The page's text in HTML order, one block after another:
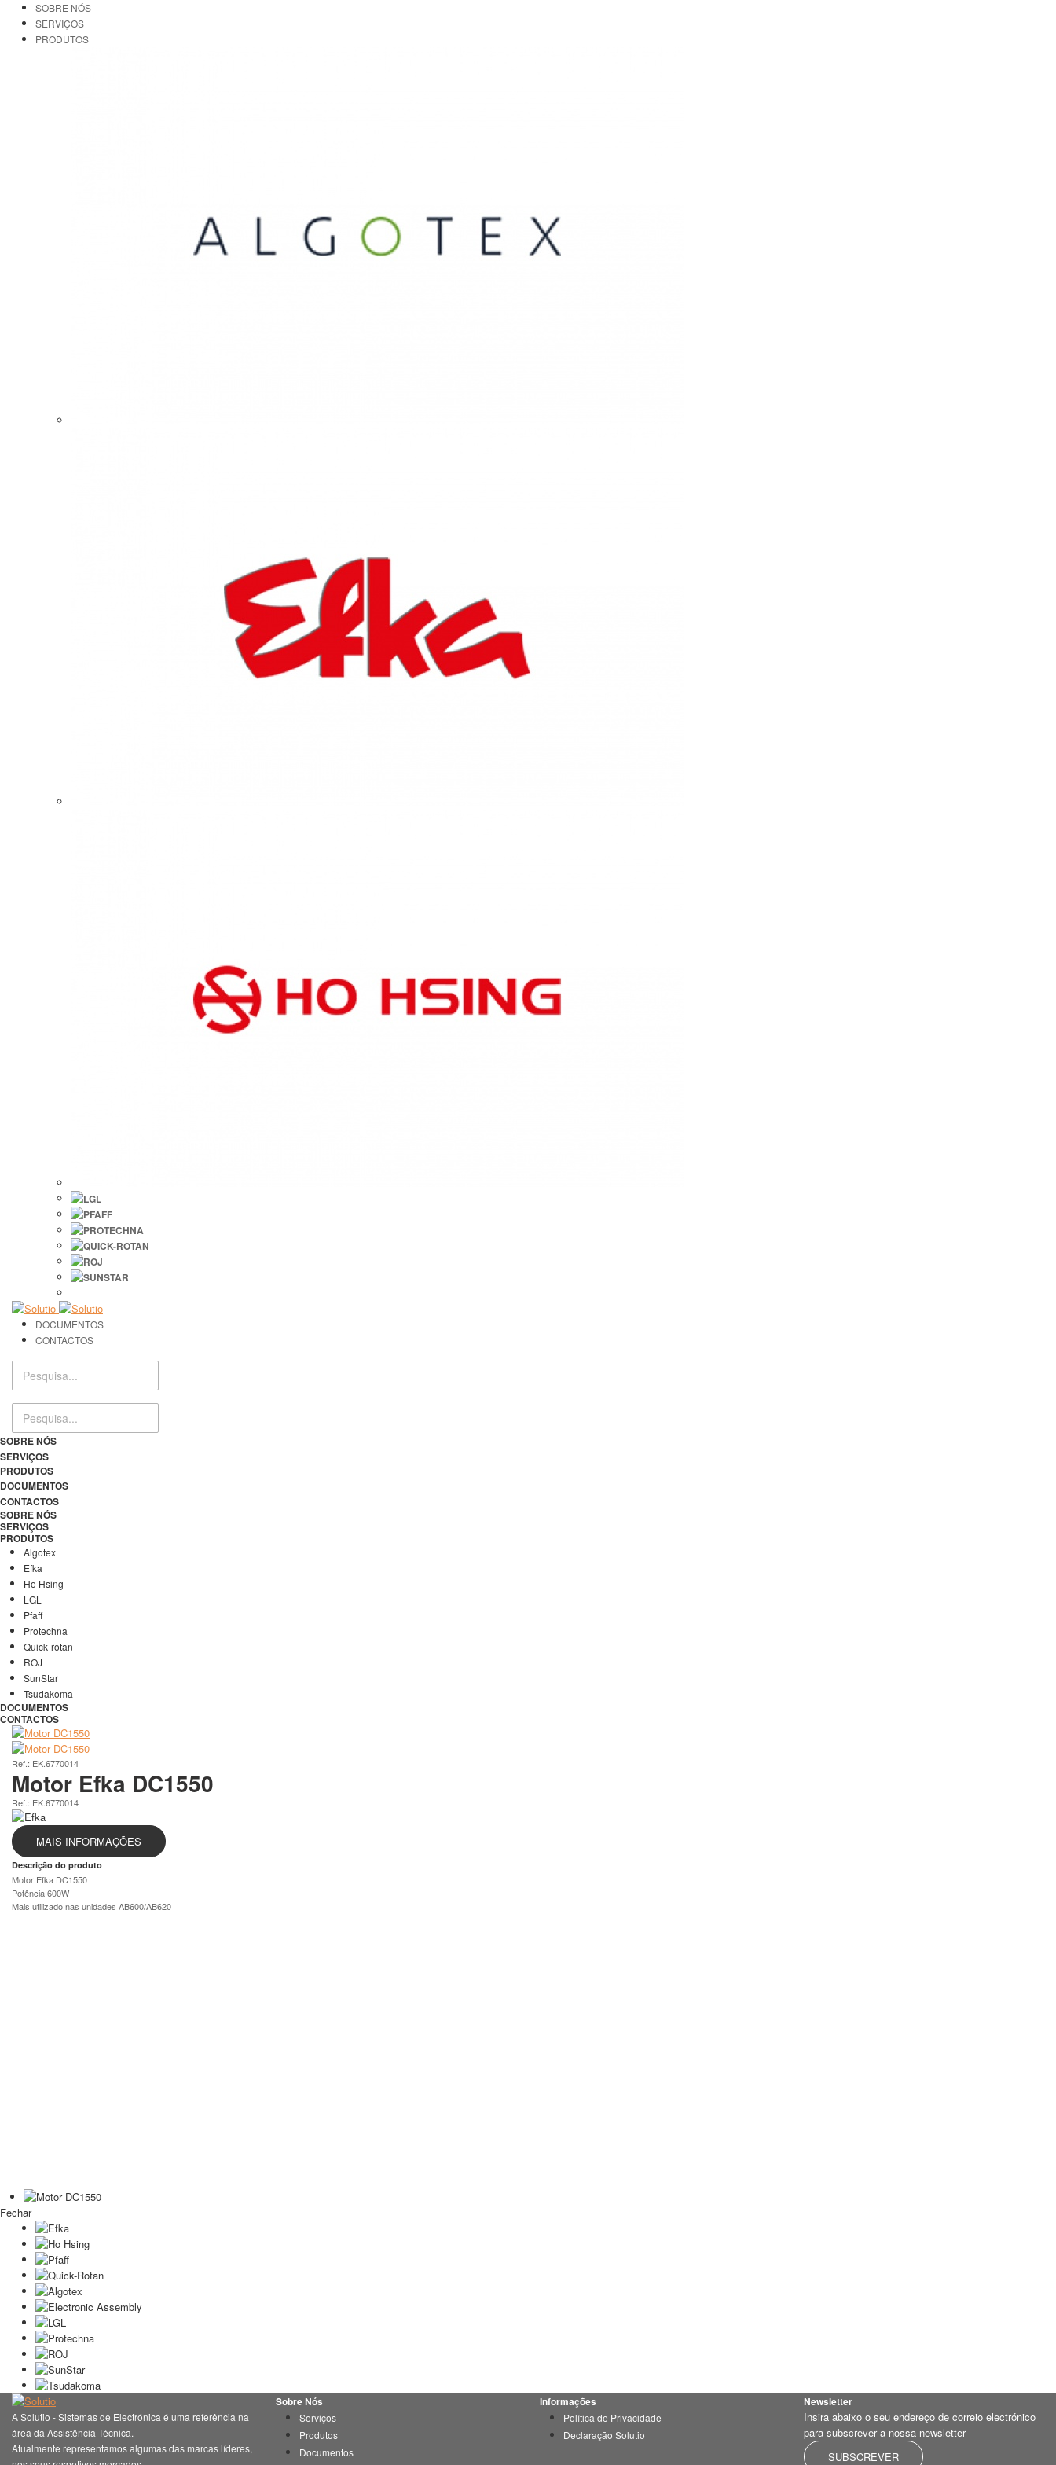
SOBRE NÓS
SERVIÇOS
PRODUTOS
DOCUMENTOS
CONTACTOS
SOBRE NÓS
SERVIÇOS
PRODUTOS
DOCUMENTOS
CONTACTOS
SOBRE NÓS
SERVIÇOS
PRODUTOS
Algotex
Efka
Ho Hsing
LGL
Pfaff
Protechna
Quick-rotan
ROJ
SunStar
Tsudakoma
DOCUMENTOS
CONTACTOS
Ref.: EK.6770014
Motor Efka DC1550
Ref.: EK.6770014
MAIS INFORMAÇÕES
Descrição do produto
Motor Efka DC1550
Potência 600W
Mais utilizado nas unidades AB600/AB620
Fechar
A Solutio - Sistemas de Electrónica é uma referência na
área da Assistência-Técnica.
Atualmente representamos algumas das marcas líderes,
Sobre Nós
Serviços
Produtos
Documentos
Informações
Política de Privacidade
Declaração Solutio
Newsletter
Insira abaixo o seu endereço de correio electrónico
para subscrever a nossa newsletter
SUBSCREVER